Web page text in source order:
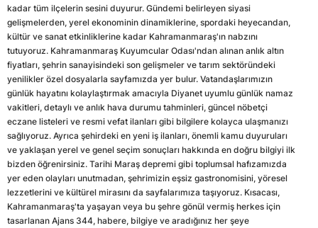
kadar tüm ilçelerin sesini duyurur. Gündemi belirleyen siyasi
gelişmelerden, yerel ekonominin dinamiklerine, spordaki heyecandan,
kültür ve sanat etkinliklerine kadar Kahramanmaraş'ın nabzını
tutuyoruz. Kahramanmaraş Kuyumcular Odası'ndan alınan anlık altın
fiyatları, şehrin sanayisindeki son gelişmeler ve tarım sektöründeki
yenilikler özel dosyalarla sayfamızda yer bulur. Vatandaşlarımızın
günlük hayatını kolaylaştırmak amacıyla Diyanet uyumlu günlük namaz
vakitleri, detaylı ve anlık hava durumu tahminleri, güncel nöbetçi
eczane listeleri ve resmi vefat ilanları gibi bilgilere kolayca ulaşmanızı
sağlıyoruz. Ayrıca şehirdeki en yeni iş ilanları, önemli kamu duyuruları
ve yaklaşan yerel ve genel seçim sonuçları hakkında en doğru bilgiyi ilk
bizden öğrenirsiniz. Tarihi Maraş depremi gibi toplumsal hafızamızda
yer eden olayları unutmadan, şehrimizin eşsiz gastronomisini, yöresel
lezzetlerini ve kültürel mirasını da sayfalarımıza taşıyoruz. Kısacası,
Kahramanmaraş'ta yaşayan veya bu şehre gönül vermiş herkes için
tasarlanan Ajans 344, habere, bilgiye ve aradığınız her şeye